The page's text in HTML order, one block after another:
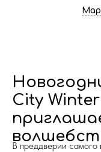
City
В преддверии самого